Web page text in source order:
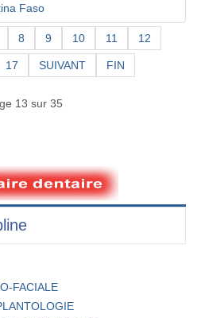
Faso
8 9 10 11 12
17 SUIVANT FIN
13 sur 35
FACIALE